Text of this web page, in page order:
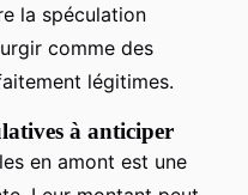
la spéculation
comme des
légitimes.
à anticiper
en amont est une